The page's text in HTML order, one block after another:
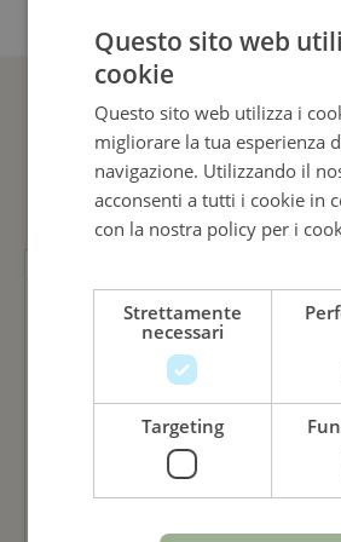
GUARDA
Questo sito web
cookie
Questo sito web utilizza i
migliorare la tua esperienza
navigazione. Utilizzando il
acconsenti a tutti i cookie in
con la nostra policy per i
Strettamente
necessari
Targeting